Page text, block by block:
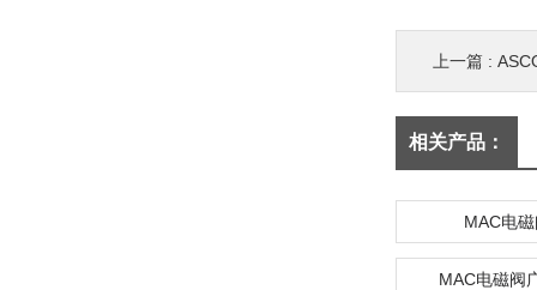
上一篇 :
相关产品：
MAC电
MAC电磁阀